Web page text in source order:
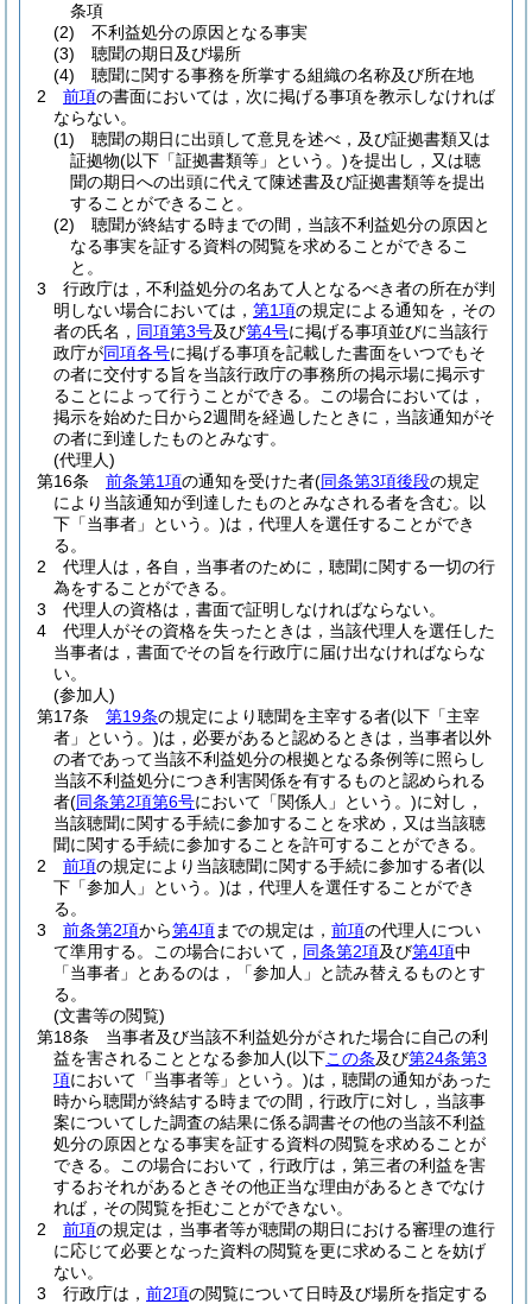
条項
(2)
不利益処分の原因となる事実
(3)
聴聞の期日及び場所
(4)
聴聞に関する事務を所掌する組織の名称及び所在地
2
前項の書面においては，次に掲げる事項を教示しなければ
ならない。
(1)
聴聞の期日に出頭して意見を述べ，及び証拠書類又は
証拠物(以下「証拠書類等」という。)を提出し，又は聴
聞の期日への出頭に代えて陳述書及び証拠書類等を提出
することができること。
(2)
聴聞が終結する時までの間，当該不利益処分の原因と
なる事実を証する資料の閲覧を求めることができるこ
と。
3
行政庁は，不利益処分の名あて人となるべき者の所在が判
明しない場合においては， 第1項の規定による通知を，その
者の氏名， 同項第3号及び第4号に掲げる事項並びに当該行
政庁が同項各号に掲げる事項を記載した書面をいつでもそ
の者に交付する旨を当該行政庁の事務所の掲示場に掲示す
ることによって行うことができる。
この場合においては，
掲示を始めた日から2週間を経過したときに，当該通知がそ
の者に到達したものとみなす。
(代理人)
第16条
前条第1項の通知を受けた者(同条第3項後段の規定
により当該通知が到達したものとみなされる者を含む。以
下「当事者」という。)は，代理人を選任することができ
る。
2
代理人は，各自，当事者のために，聴聞に関する一切の行
為をすることができる。
3
代理人の資格は，書面で証明しなければならない。
4
代理人がその資格を失ったときは，当該代理人を選任した
当事者は，書面でその旨を行政庁に届け出なければならな
い。
(参加人)
第17条
第19条の規定により聴聞を主宰する者(以下「主宰
者」という。)は，必要があると認めるときは，当事者以外
の者であって当該不利益処分の根拠となる条例等に照らし
当該不利益処分につき利害関係を有するものと認められる
者(同条第2項第6号において「関係人」という。)に対し，
当該聴聞に関する手続に参加することを求め，又は当該聴
聞に関する手続に参加することを許可することができる。
2
前項の規定により当該聴聞に関する手続に参加する者(以
下「参加人」という。)は，代理人を選任することができ
る。
3
前条第2項から第4項までの規定は， 前項の代理人につい
て準用する。
この場合において， 同条第2項及び第4項中
「当事者」とあるのは，「参加人」と読み替えるものとす
る。
(文書等の閲覧)
第18条
当事者及び当該不利益処分がされた場合に自己の利
益を害されることとなる参加人(以下この条及び第24条第3
項において「当事者等」という。)は，聴聞の通知があった
時から聴聞が終結する時までの間，行政庁に対し，当該事
案についてした調査の結果に係る調書その他の当該不利益
処分の原因となる事実を証する資料の閲覧を求めることが
できる。
この場合において，行政庁は，第三者の利益を害
するおそれがあるときその他正当な理由があるときでなけ
れば，その閲覧を拒むことができない。
2
前項の規定は，当事者等が聴聞の期日における審理の進行
に応じて必要となった資料の閲覧を更に求めることを妨げ
ない。
3
行政庁は， 前2項の閲覧について日時及び場所を指定する